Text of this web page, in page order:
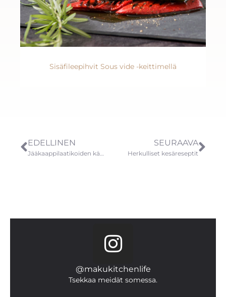
Sisäfileepihvit Sous vide -keittimellä
EDELLINEN
Jääkaappilaatikoiden käytöllä on useita hyötyjä
SEURAAVA
Herkulliset kesäreseptit
@makukitchenlife
Tsekkaa meidät somessa.